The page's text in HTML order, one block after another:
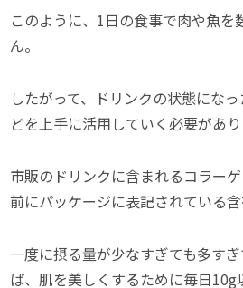
このように、1日の食事で肉や魚
ん。
したがって、ドリンクの状態にな
どを上手に活用していく必要があり
市販のドリンクに含まれるコラー
前にパッケージに表記されている含
一度に摂る量が少なすぎても多す
ば、肌を美しくするために毎日